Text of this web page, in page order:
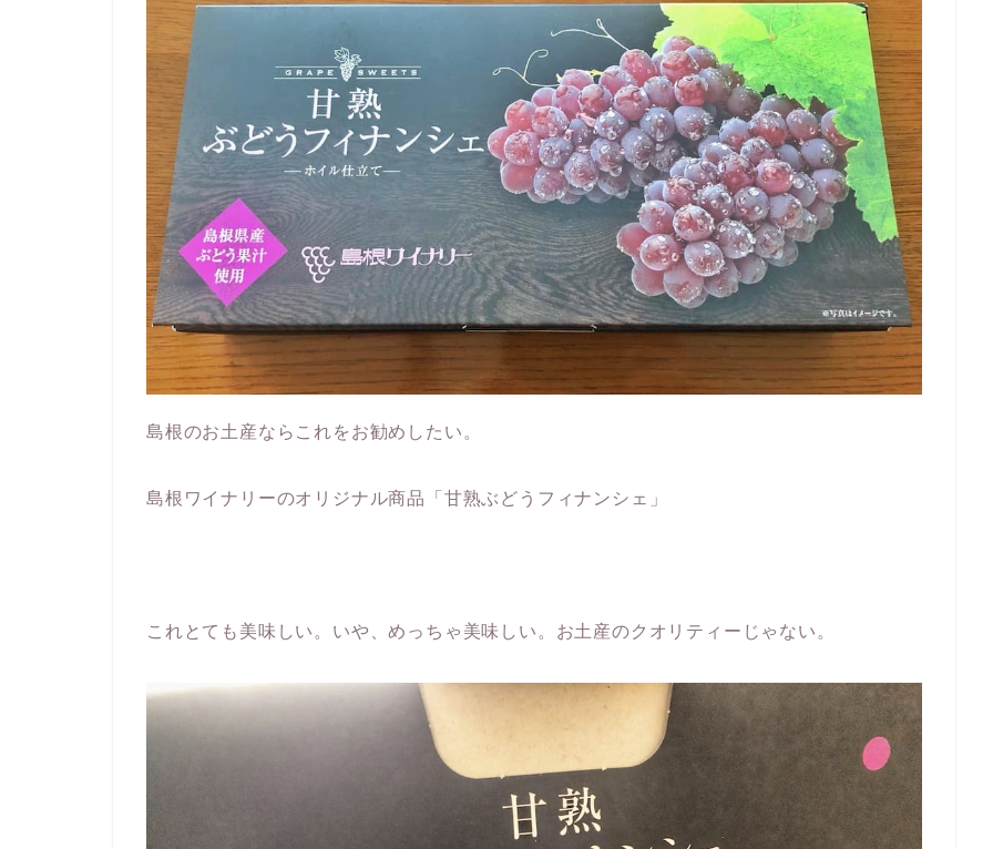
島根のお土産ならこれをお勧めしたい。
島根ワイナリーのオリジナル商品 「甘熟ぶどうフィナンシェ」
これとても美味しい。いや、めっちゃ美味しい。お土産のクオリティーじゃない。